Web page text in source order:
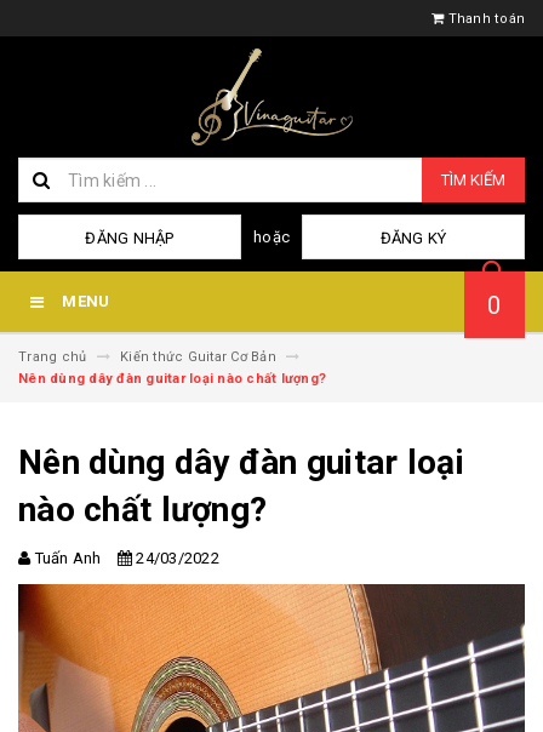
Thanh toán
TÌM KIẾM
ĐĂNG NHẬP hoặc ĐĂNG KÝ
MENU 0
Trang chủ
Kiến thức Guitar Cơ Bản
Nên dùng dây đàn guitar loại nào chất lượng?
Nên dùng dây đàn guitar loại
nào chất lượng?
Tuấn Anh 24/03/2022